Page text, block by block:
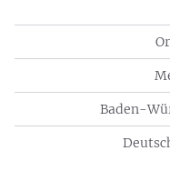
Baden-